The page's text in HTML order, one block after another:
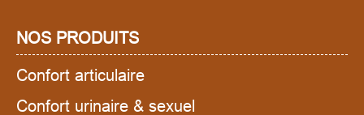
NOS PRODUITS
Confort articulaire
Confort urinaire & sexuel